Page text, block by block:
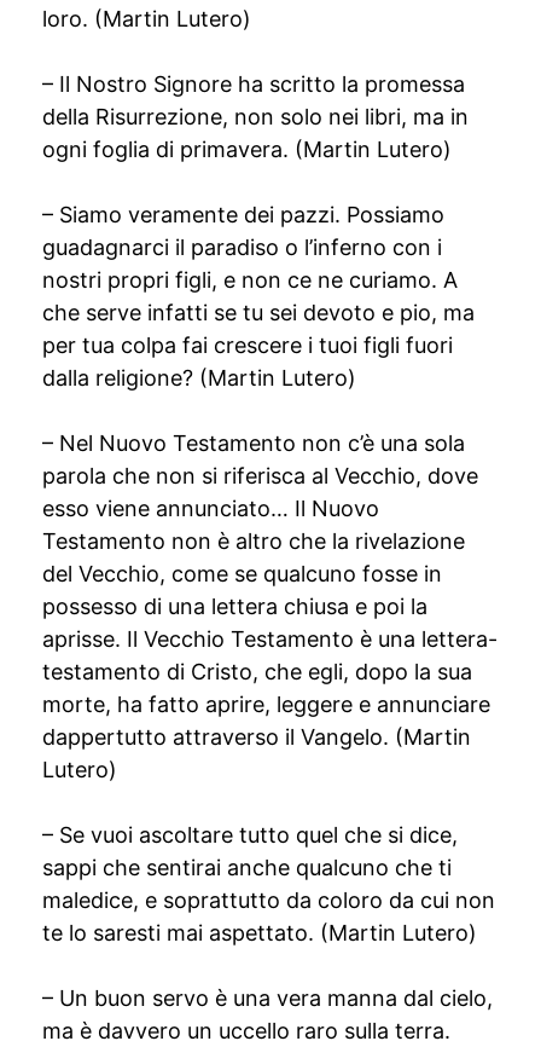
loro. (Martin Lutero)
– Il Nostro Signore ha scritto la promessa
della Risurrezione, non solo nei libri, ma in
ogni foglia di primavera. (Martin Lutero)
– Siamo veramente dei pazzi. Possiamo
guadagnarci il paradiso o l’inferno con i
nostri propri figli, e non ce ne curiamo. A
che serve infatti se tu sei devoto e pio, ma
per tua colpa fai crescere i tuoi figli fuori
dalla religione? (Martin Lutero)
– Nel Nuovo Testamento non c’è una sola
parola che non si riferisca al Vecchio, dove
esso viene annunciato… Il Nuovo
Testamento non è altro che la rivelazione
del Vecchio, come se qualcuno fosse in
possesso di una lettera chiusa e poi la
aprisse. Il Vecchio Testamento è una lettera-
testamento di Cristo, che egli, dopo la sua
morte, ha fatto aprire, leggere e annunciare
dappertutto attraverso il Vangelo. (Martin
Lutero)
– Se vuoi ascoltare tutto quel che si dice,
sappi che sentirai anche qualcuno che ti
maledice, e soprattutto da coloro da cui non
te lo saresti mai aspettato. (Martin Lutero)
– Un buon servo è una vera manna dal cielo,
ma è davvero un uccello raro sulla terra.